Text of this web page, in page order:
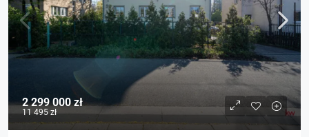
2 299 000 zł
11 495 zł